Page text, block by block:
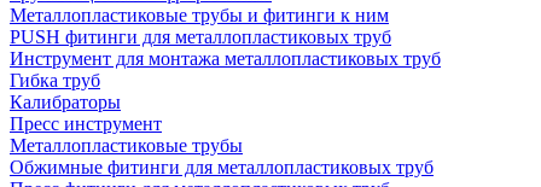
Металлопластиковые трубы и фитинги к ним
PUSH фитинги для металлопластиковых труб
Инструмент для монтажа металлопластиковых труб
Гибка труб
Калибраторы
Пресс инструмент
Металлопластиковые трубы
Обжимные фитинги для металлопластиковых труб